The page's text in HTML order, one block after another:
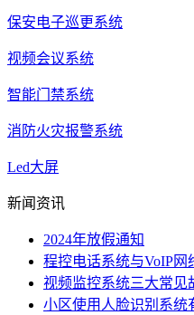
保安电子巡更系统
视频会议系统
智能门禁系统
消防火灾报警系统
Led大屏
新闻资讯
2024年放假通知
程控电话系统与VoIP网
视频监控系统三大常见
小区使用人脸识别系统